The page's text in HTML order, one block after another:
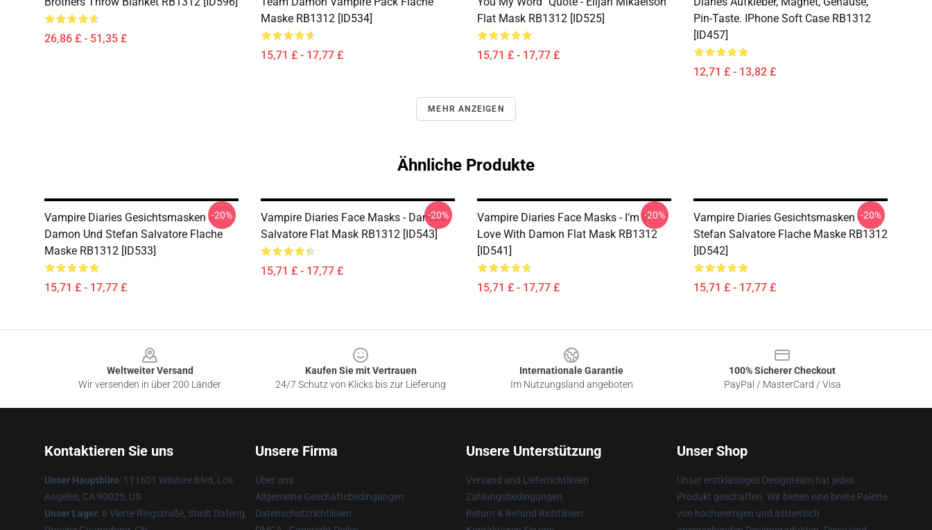
26,86 £ - 51,35 £
Maske RB1312 [ID534]
15,71 £ - 17,77 £
Flat Mask RB1312 [ID525]
15,71 £ - 17,77 £
Pin-Taste. IPhone Soft Case RB1312
[ID457]
12,71 £ - 13,82 £
MEHR ANZEIGEN
Ähnliche Produkte
Vampire Diaries Gesichtsmasken -
Damon Und Stefan Salvatore Flache
Maske RB1312 [ID533]
15,71 £ - 17,77 £
-20%
Vampire Diaries Face Masks - Damon
Salvatore Flat Mask RB1312 [ID543]
15,71 £ - 17,77 £
-20%
Vampire Diaries Face Masks - I’m In
Love With Damon Flat Mask RB1312
[ID541]
15,71 £ - 17,77 £
-20%
Vampire Diaries Gesichtsmasken -
Stefan Salvatore Flache Maske RB1312
[ID542]
15,71 £ - 17,77 £
-20%
Weltweiter Versand
Wir versenden in über 200 Länder
Kaufen Sie mit Vertrauen
24/7 Schutz von Klicks bis zur Lieferung
Internationale Garantie
Im Nutzungsland angeboten
100% Sicherer Checkout
PayPal / MasterCard / Visa
Kontaktieren Sie uns
Unser Hauptbüro: 111601 Wilshire Blvd, Los
Angeles, CA 90025, US
Unser Lager: 6 Vierte Ringstraße, Stadt Dafeng,
Unsere Firma
Über uns
Allgemeine Geschäftsbedingungen
Datenschutzrichtlinien
Unsere Unterstützung
Versand und Lieferrichtlinien
Zahlungsbedingungen
Return & Refund Richtlinien
Unser Shop
Unser erstklassiges Designteam hat jedes
Produkt geschaffen. Wir bieten eine breite Palette
von hochwertigen und ästhetisch